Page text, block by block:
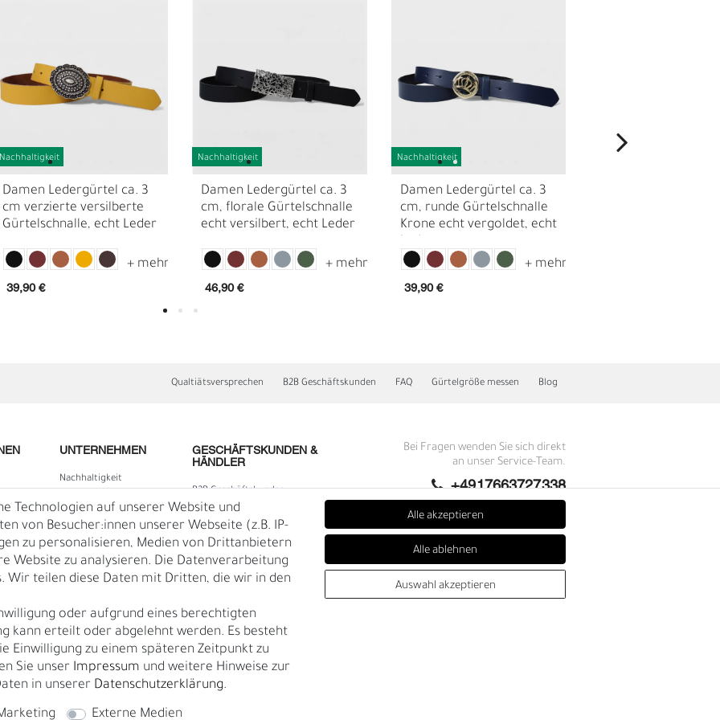
E
Damen Ledergürtel ca. 3
cm verzierte versilberte
Gürtelschnalle, echt Leder
39,90 €
Nachhaltigkeit
Damen Ledergürtel ca. 3
cm, florale Gürtelschnalle
echt versilbert, echt Leder
46,90 €
Nachhaltigkeit
Damen Ledergürtel ca. 3
cm, runde Gürtelschnalle
Krone echt vergoldet, echt
39,90 €
Qualtiätsversprechen B2B Geschäftskunden FAQ Gürtelgröße messen Blog
UNTERNEHMEN
Nachhaltigkeit
Kontakt
Über uns
Rückgabe
Gürtelgröße messen
GESCHÄFTSKUNDEN &
HÄNDLER
B2B Geschäftskunden
Bei Fragen wenden Sie sich direkt
an unser Service-Team.
+4917663727338
Montag - Freitag, 09:00 - 14:00
info@fronhofer.com
Gürtelmanufaktur Fronhofer,
93053 Regensburg, Nelkenweg 3b
Technologien auf unserer Website und
von Besucher:innen unserer Webseite (z.B. IP-
zu personalisieren, Medien von Drittanbietern
Website zu analysieren. Die Datenverarbeitung
Wir teilen diese Daten mit Dritten, die wir in den
oder aufgrund eines berechtigten
kann erteilt oder abgelehnt werden. Es besteht
Einwilligung zu einem späteren Zeitpunkt zu
Sie unser Impressum und weitere Hinweise zur
in unserer Daten­schutz­erklärung.
Externe Medien
Alle akzeptieren
Alle ablehnen
Auswahl akzeptieren